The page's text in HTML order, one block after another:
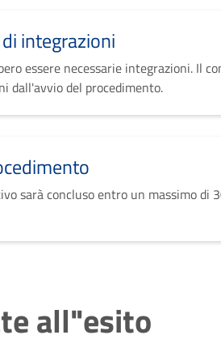
integrazioni
essere necessarie integrazioni. Il
dall'avvio del procedimento.
sarà concluso entro un massimo di
all"esito